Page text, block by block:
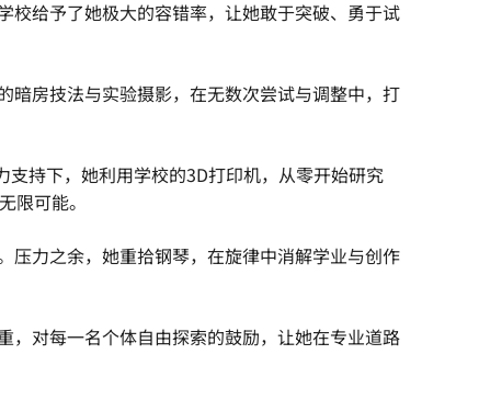
校给予了她极大的容错率，让她敢于突破、勇于试
暗房技法与实验摄影，在无数次尝试与调整中，打
持下，她利用学校的3D打印机，从零开始研究
可能。
压力之余，她重拾钢琴，在旋律中消解学业与创作
，对每一名个体自由探索的鼓励，让她在专业道路